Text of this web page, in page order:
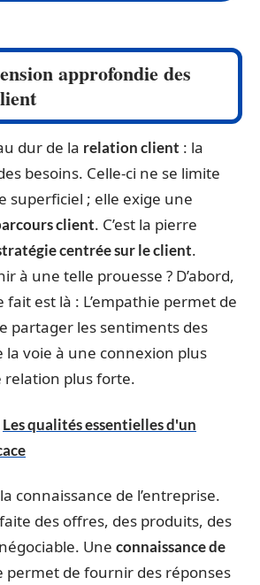
approfondie des
dur de la relation client : la
besoins. Celle-ci ne se limite
superficiel ; elle exige une
client. C’est la pierre
centrée sur le client.
à une telle prouesse ? D’abord,
fait est là : L’empathie permet de
partager les sentiments des
la voie à une connexion plus
plus forte.
Les qualités essentielles d'un
connaissance de l’entreprise.
des offres, des produits, des
Une connaissance de
permet de fournir des réponses